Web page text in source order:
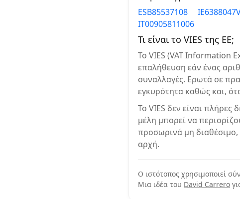
ESB85537108
IT00905811006
Τι είναι το VIES της ΕΕ;
Το VIES (VAT Information
επαλήθευση εάν ένας
συναλλαγές. Ερωτά σε
εγκυρότητα καθώς και,
Το VIES δεν είναι πλήρες
μέλη μπορεί να
προσωρινά μη
αρχή.
Ο ιστότοπος χρησιμοποιεί
Μια ιδέα του David Carrero